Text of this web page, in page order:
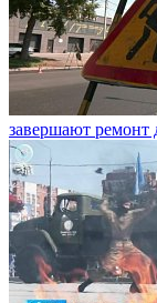
завершают ремонт